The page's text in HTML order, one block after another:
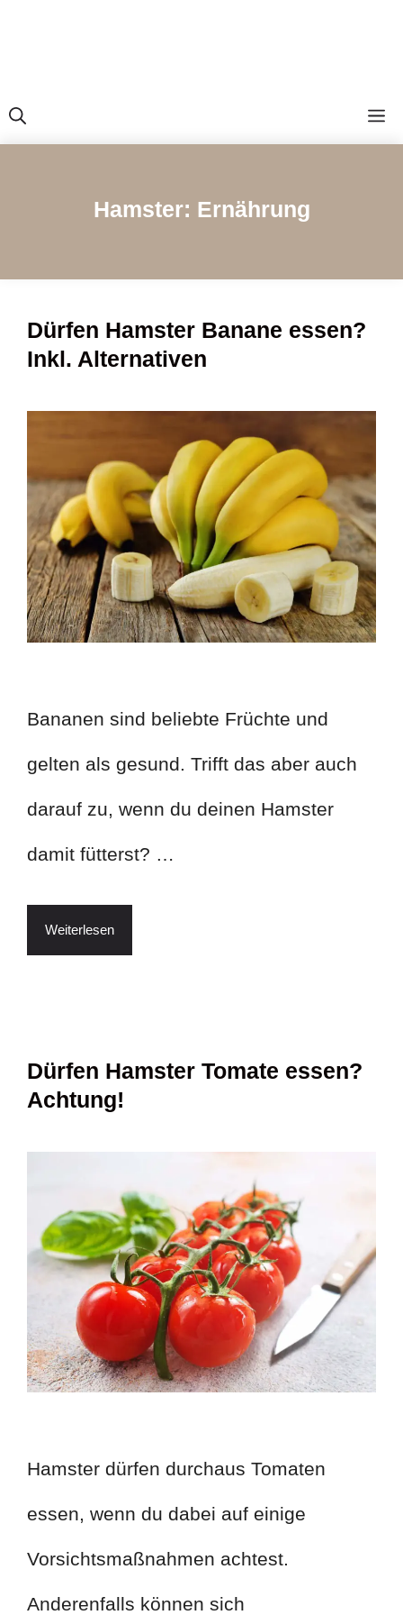
Hamster: Ernährung
Dürfen Hamster Banane essen?
Inkl. Alternativen
Bananen sind beliebte Früchte und
gelten als gesund. Trifft das aber auch
darauf zu, wenn du deinen Hamster
damit fütterst? …
Weiterlesen
Dürfen Hamster Tomate essen?
Achtung!
Hamster dürfen durchaus Tomaten
essen, wenn du dabei auf einige
Vorsichtsmaßnahmen achtest.
Anderenfalls können sich